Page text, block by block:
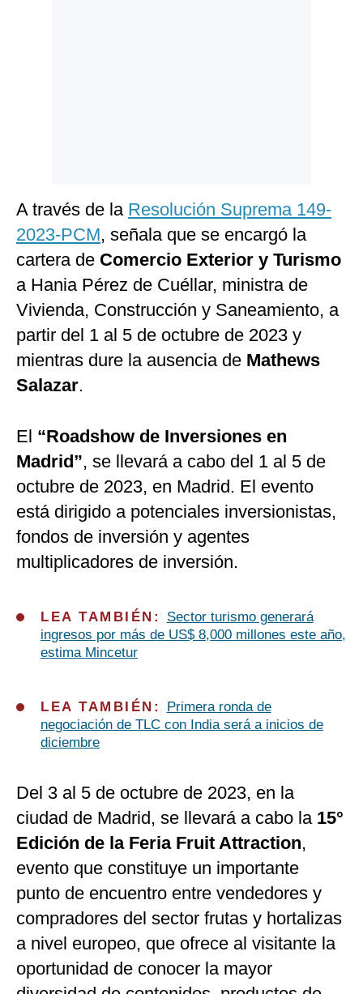
A través de la Resolución Suprema 149-
2023-PCM, señala que se encargó la
cartera de Comercio Exterior y Turismo
a Hania Pérez de Cuéllar, ministra de
Vivienda, Construcción y Saneamiento, a
partir del 1 al 5 de octubre de 2023 y
mientras dure la ausencia de Mathews
Salazar.
El “Roadshow de Inversiones en
Madrid”, se llevará a cabo del 1 al 5 de
octubre de 2023, en Madrid. El evento
está dirigido a potenciales inversionistas,
fondos de inversión y agentes
multiplicadores de inversión.
LEA TAMBIÉN: Sector turismo generará
ingresos por más de US$ 8,000 millones este año,
estima Mincetur
LEA TAMBIÉN:
Primera ronda de
negociación de TLC con India será a inicios de
diciembre
Del 3 al 5 de octubre de 2023, en la
ciudad de Madrid, se llevará a cabo la15°
Edición de la Feria Fruit Attraction,
evento que constituye un importante
punto de encuentro entre vendedores y
compradores del sector frutas y hortalizas
a nivel europeo, que ofrece al visitante la
oportunidad de conocer la mayor